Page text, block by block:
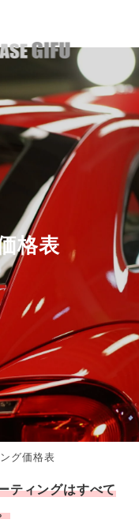
格表
グ価格表
ティングはすべて